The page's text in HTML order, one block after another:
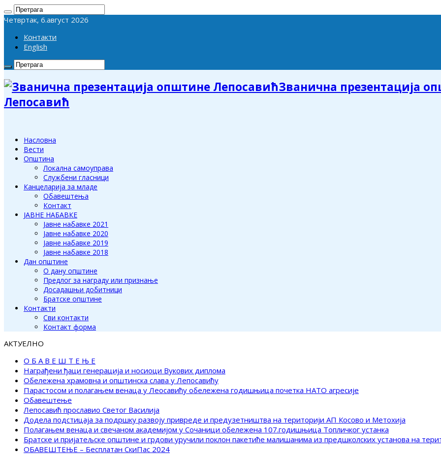
Четвртак, 6.август 2026
Контакти
English
Званична презентација
Лепосавић
Насловна
Вести
Општина
Локална самоуправа
Службени гласници
Канцеларија за младе
Обавештења
Контакт
ЈАВНЕ НАБАВКЕ
Јавне набавке 2021
Јавне набавке 2020
Јавне набавке 2019
Јавне набавке 2018
Дан општине
О дану општине
Предлог за награду или признање
Досадашњи добитници
Братске општине
Контакти
Сви контакти
Контакт форма
АКТУЕЛНО
О Б А В Е Ш Т Е Њ Е
Награђени ђаци генерација и носиоци Вукових диплома
Обележена храмовна и општинска слава у Лепосавићу
Парастосом и полагањем венаца у Леосавићу обележена годишњица почетка НАТО агресије
Обавештење
Лепосавић прославио Светог Василија
Додела подстицаја за подршку развоју привреде и предузетништва на територији АП Косово и Метохија
Полагањем венаца и свечаном академијом у Сочаници обележена 107.годишњица Топличког устанка
Братске и пријатељске општине и грдови уручили поклон пакетиће малишанима из предшколских установа на
ОБАВЕШТЕЊЕ – Бесплатан СкиПас 2024